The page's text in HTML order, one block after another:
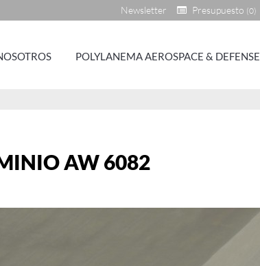
Presupuesto (0)
Newsletter
POLYLANEMA AEROSPACE & DEFENSE
AW 6082